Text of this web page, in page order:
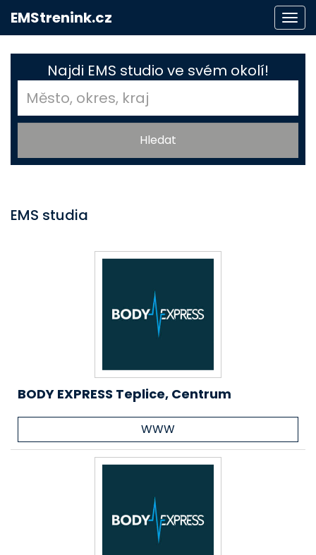
EMStrenink.cz
Najdi EMS studio ve svém okolí!
EMS studia
BODY EXPRESS Teplice, Centrum
WWW